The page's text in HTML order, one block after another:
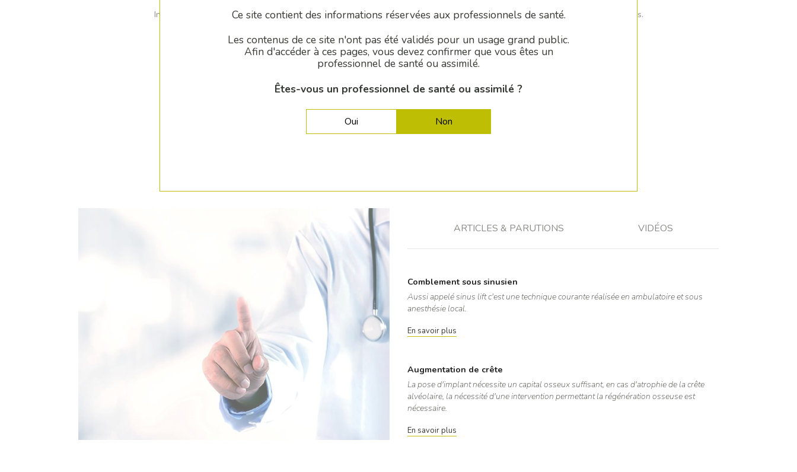
Indiqué notamment pour maitriser la résorption après mélange avec du Dental SP Fine dans les comblements avec peu de parois.
CAS CLINIQUES
ARTICLES & PARUTIONS VIDÉOS
Comblement sous sinusien
Aussi appelé sinus lift c'est une technique courante réalisée en ambulatoire et sous
anesthésie local.
En savoir plus
Augmentation de crête
La pose d'implant nécessite un capital osseux suffisant, en cas d'atrophie de la crête
alvéolaire, la nécessité d'une intervention permettant la régénération osseuse est
nécessaire.
En savoir plus
Ce site contient des informations réservées aux professionnels de santé.
Les contenus de ce site n'ont pas été validés pour un usage grand public.
Afin d'accéder à ces pages, vous devez confirmer que vous êtes un
professionnel de santé ou assimilé.
Êtes-vous un professionnel de santé ou assimilé ?
Oui Non